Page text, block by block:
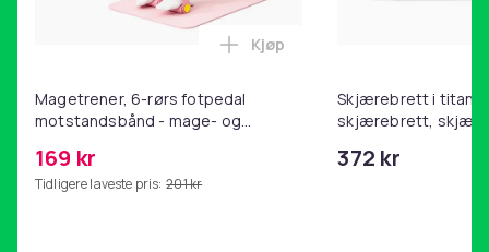
Magetrener, 6-rørs fotpedal
motstandsbånd - mage- og
hjemmegymnastikk Pink
169 kr
Tidligere laveste pris: 201 kr
Legg Magetrener, 6-rørs
Kjøp
Skjærebrett i titan,
skjærebrett,
372 kr